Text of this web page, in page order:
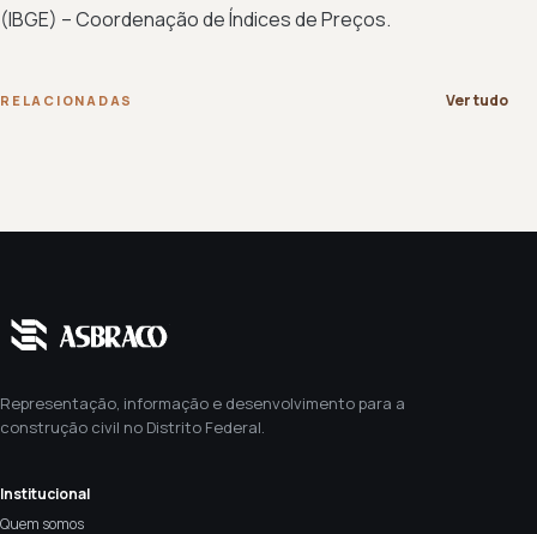
(IBGE) – Coordenação de Índices de Preços.
RELACIONADAS Ver tudo
Representação, informação e desenvolvimento para a
construção civil no Distrito Federal.
Institucional
Quem somos